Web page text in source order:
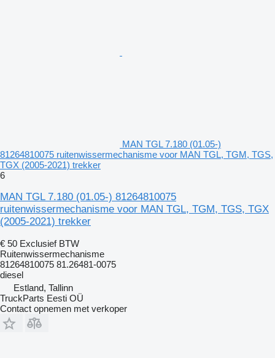
MAN TGL 7.180 (01.05-)
81264810075 ruitenwissermechanisme voor MAN TGL, TGM, TGS,
TGX (2005-2021) trekker
6
MAN TGL 7.180 (01.05-) 81264810075
ruitenwissermechanisme voor MAN TGL, TGM, TGS, TGX
(2005-2021) trekker
€ 50 Exclusief BTW
Ruitenwissermechanisme
81264810075 81.26481-0075
diesel
Estland, Tallinn
TruckParts Eesti OÜ
Contact opnemen met verkoper